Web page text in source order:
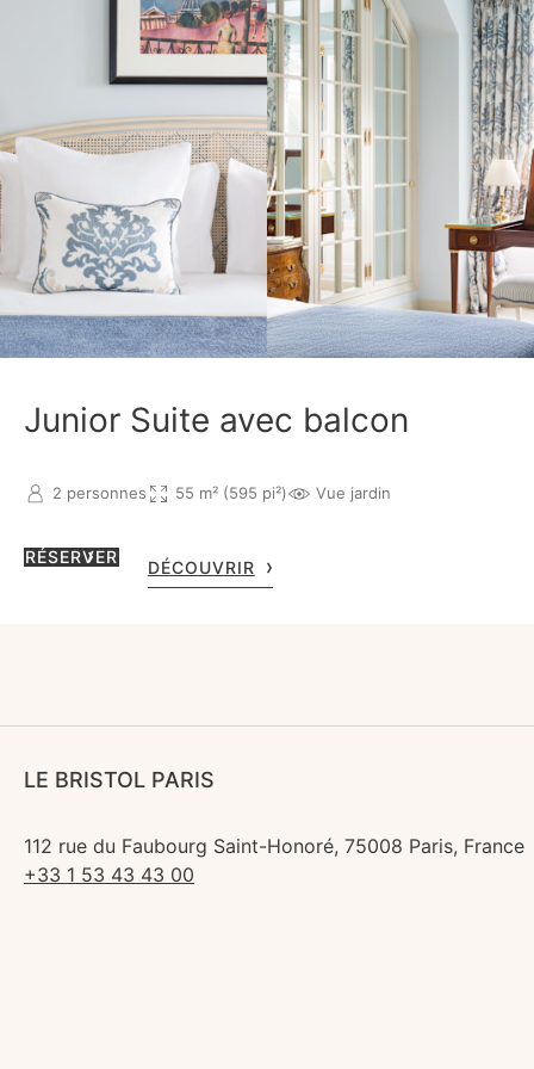
Junior Suite avec balcon
2 personnes 55 m² (595 pi²) Vue jardin
RÉSERVER
DÉCOUVRIR
LE BRISTOL PARIS
112 rue du Faubourg Saint-Honoré, 75008 Paris, France
+33 1 53 43 43 00